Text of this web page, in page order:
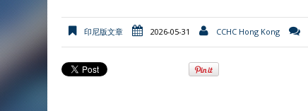
k
p
i
e
k
印尼版文章 2026-05-31 CCHC Hong Kong